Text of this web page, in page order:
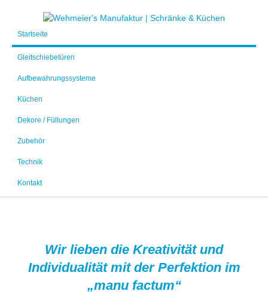
Startseite
Gleitschiebetüren
Aufbewahrungssysteme
Küchen
Dekore / Füllungen
Zubehör
Technik
Kontakt
Wir lieben die Kreativität und
Individualität mit der Perfektion im
„manu factum“